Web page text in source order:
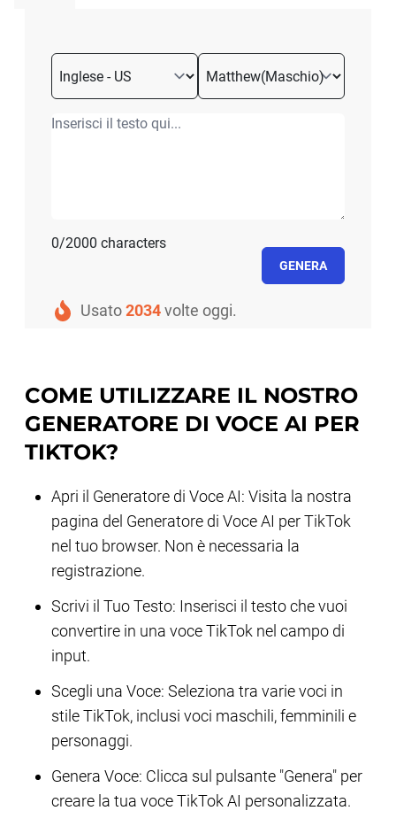
0/2000 characters
GENERA
Usato2034volte oggi.
COME UTILIZZARE IL NOSTRO
GENERATORE DI VOCE AI PER
TIKTOK?
Apri il Generatore di Voce AI: Visita la nostra
pagina del Generatore di Voce AI per TikTok
nel tuo browser. Non è necessaria la
registrazione.
Scrivi il Tuo Testo: Inserisci il testo che vuoi
convertire in una voce TikTok nel campo di
input.
Scegli una Voce: Seleziona tra varie voci in
stile TikTok, inclusi voci maschili, femminili e
personaggi.
Genera Voce: Clicca sul pulsante "Genera" per
creare la tua voce TikTok AI personalizzata.